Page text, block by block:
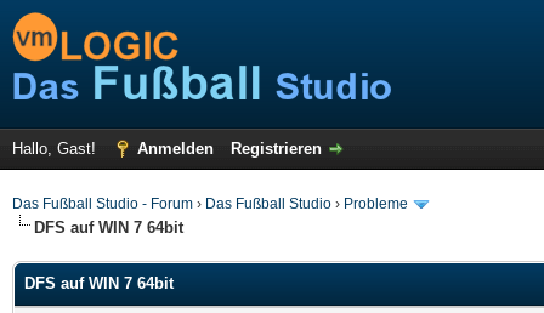
Hallo, Gast! Anmelden Registrieren
Das Fußball Studio - Forum › Das Fußball Studio › Probleme
DFS auf WIN 7 64bit
DFS auf WIN 7 64bit